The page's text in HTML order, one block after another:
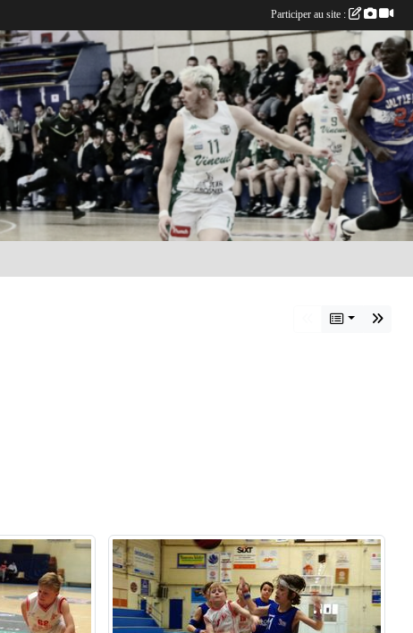
Participer au site :